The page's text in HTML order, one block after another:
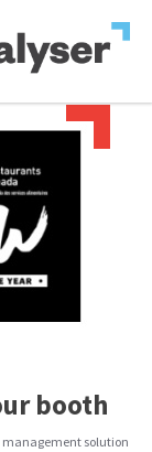
booth.
management solution